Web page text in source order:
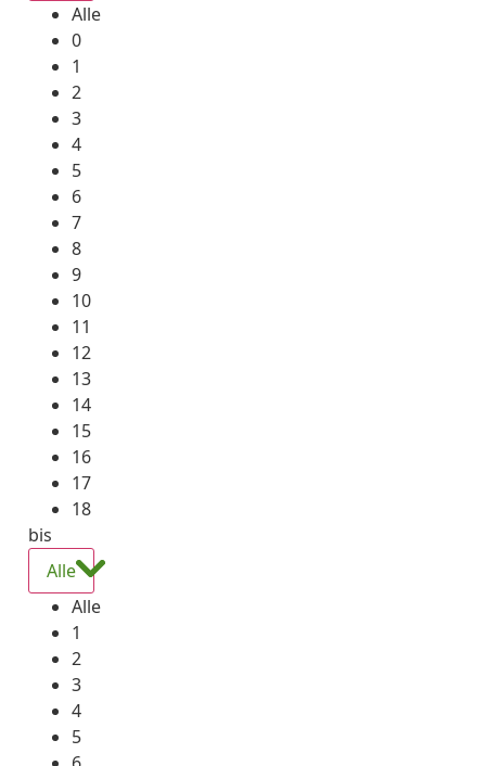
Alle
0
1
2
3
4
5
6
7
8
9
10
11
12
13
14
15
16
17
18
bis
Alle
Alle
1
2
3
4
5